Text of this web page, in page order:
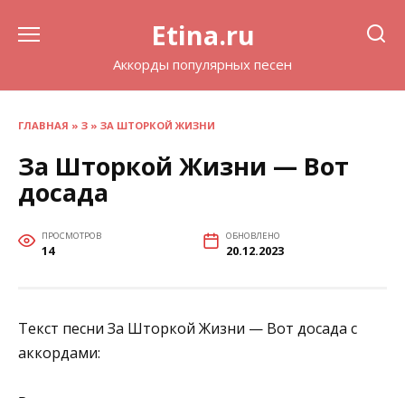
Etina.ru
Аккорды популярных песен
ГЛАВНАЯ » З » ЗА ШТОРКОЙ ЖИЗНИ
За Шторкой Жизни — Вот
досада
ПРОСМОТРОВ
14
ОБНОВЛЕНО
20.12.2023
Текст песни За Шторкой Жизни — Вот досада с
аккордами: